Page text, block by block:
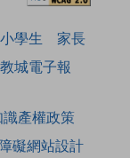
小學生
家長
教城電子報
產權政策
礙網站設計